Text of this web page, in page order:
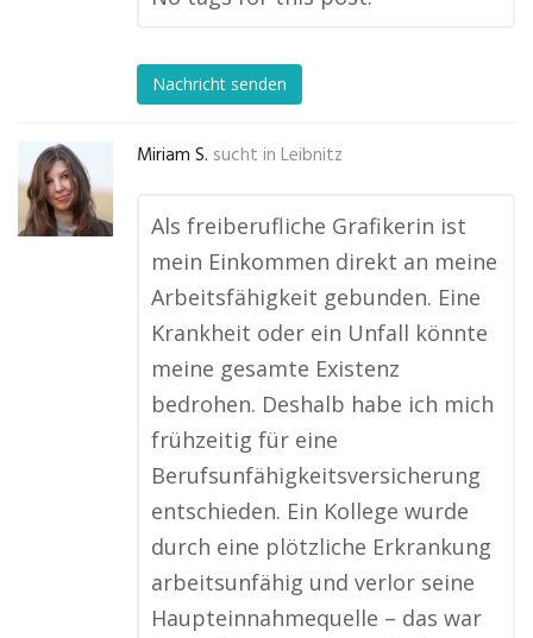
Nachricht senden
Miriam S. sucht in Leibnitz
Als freiberufliche Grafikerin ist
mein Einkommen direkt an meine
Arbeitsfähigkeit gebunden. Eine
Krankheit oder ein Unfall könnte
meine gesamte Existenz
bedrohen. Deshalb habe ich mich
frühzeitig für eine
Berufsunfähigkeitsversicherung
entschieden. Ein Kollege wurde
durch eine plötzliche Erkrankung
arbeitsunfähig und verlor seine
Haupteinnahmequelle – das war